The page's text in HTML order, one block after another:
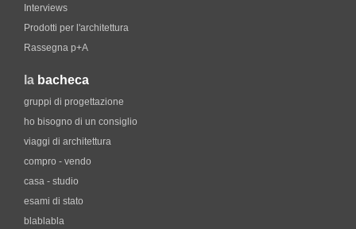
Interviews
Prodotti per l'architettura
Rassegna p+A
la bacheca
gruppi di progettazione
ho bisogno di un consiglio
viaggi di architettura
compro - vendo
casa - studio
esami di stato
blablabla